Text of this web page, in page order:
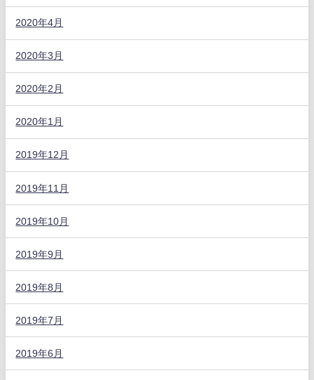
2020年4月
2020年3月
2020年2月
2020年1月
2019年12月
2019年11月
2019年10月
2019年9月
2019年8月
2019年7月
2019年6月